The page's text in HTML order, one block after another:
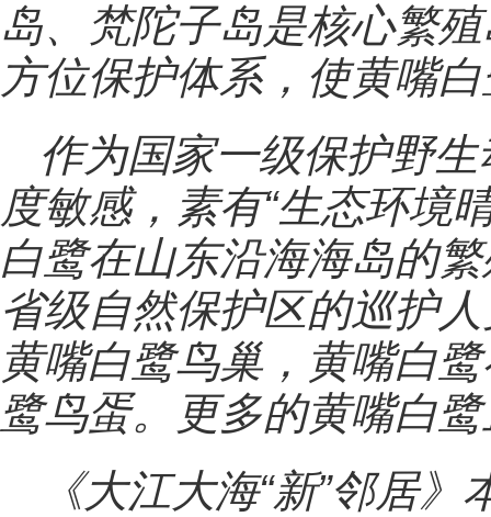
岛、梵陀子岛是核心繁
方位保护体系，使黄嘴
作为国家一级保护野
度敏感，素有“生态环境
白鹭在山东沿海海岛的
省级自然保护区的巡护
黄嘴白鹭鸟巢，黄嘴白
鹭鸟蛋。更多的黄嘴白
《大江大海“新”邻居